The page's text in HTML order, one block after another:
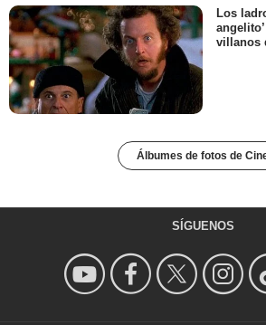
Los
villanos
Álbumes de fotos de
SÍGUENOS